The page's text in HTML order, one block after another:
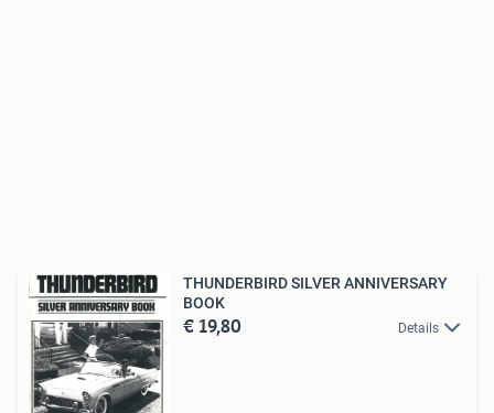
THUNDERBIRD SILVER ANNIVERSARY
BOOK
€ 19,80 Details